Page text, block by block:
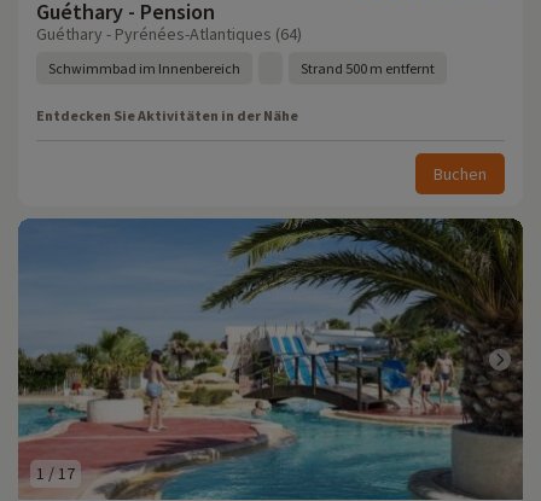
Guéthary - Pension
Guéthary - Pyrénées-Atlantiques (64)
Schwimmbad im Innenbereich Strand 500 m entfernt
Entdecken Sie Aktivitäten in der Nähe
Buchen
1 / 17